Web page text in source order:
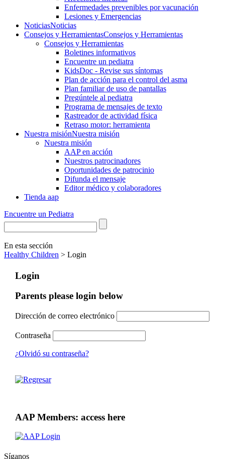
Enfermedades prevenibles por vacunación
Lesiones y Emergencias
NoticiasNoticias
Consejos y HerramientasConsejos y Herramientas
Consejos y Herramientas
Boletines informativos
Encuentre un pediatra
KidsDoc - Revise sus síntomas
Plan de acción para el control del asma
Plan familiar de uso de pantallas
Pregúntele al pediatra
Programa de mensajes de texto
Rastre​​ador de activida​d física
Retraso motor: herramienta
Nuestra misiónNuestra misión
Nuestra misión
AAP en acción
Nuestros patrocinadores
Oportunidades de patrocinio
Difunda el mensaje
Editor médico y colaboradores
Tienda aap
Encuentre un Pediatra
En esta sección
Healthy Children > Login
Login
Parents please login below
Dirección de correo electrónico
Contraseña
¿Olvidó su contraseña?
AAP Members: access here
Síganos